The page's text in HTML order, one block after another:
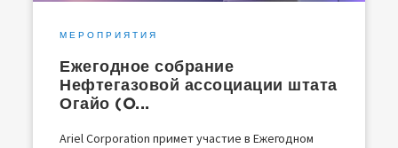
МЕРОПРИЯТИЯ
Ежегодное собрание
Нефтегазовой ассоциации штата
Огайо (O...
Ariel Corporation примет участие в Ежегодном